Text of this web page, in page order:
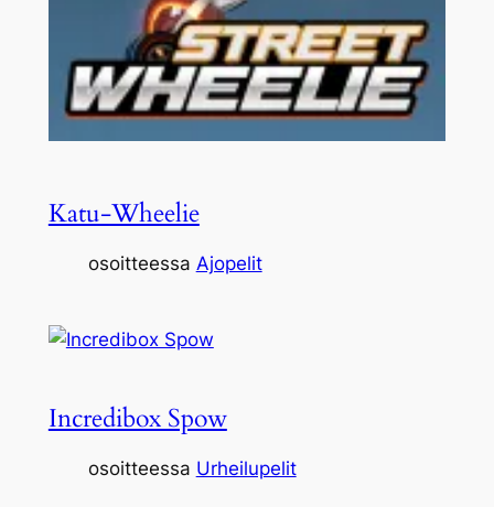
Katu-Wheelie
osoitteessa Ajopelit
Incredibox Spow
osoitteessa Urheilupelit